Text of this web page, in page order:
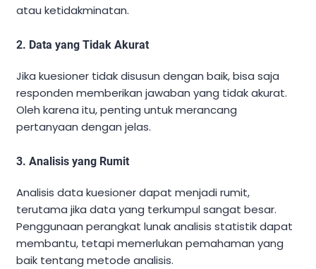
atau ketidakminatan.
2. Data yang Tidak Akurat
Jika kuesioner tidak disusun dengan baik, bisa saja
responden memberikan jawaban yang tidak akurat.
Oleh karena itu, penting untuk merancang
pertanyaan dengan jelas.
3. Analisis yang Rumit
Analisis data kuesioner dapat menjadi rumit,
terutama jika data yang terkumpul sangat besar.
Penggunaan perangkat lunak analisis statistik dapat
membantu, tetapi memerlukan pemahaman yang
baik tentang metode analisis.